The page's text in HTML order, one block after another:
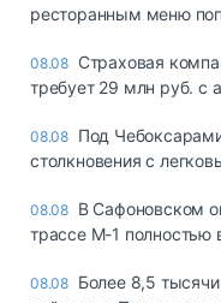
ресторанным меню
08.08 Страховая
требует 29 млн руб. с
08.08 Под
столкновения с
08.08 В Сафоновском
трассе М-1 полностью
08.08 Более 8,5